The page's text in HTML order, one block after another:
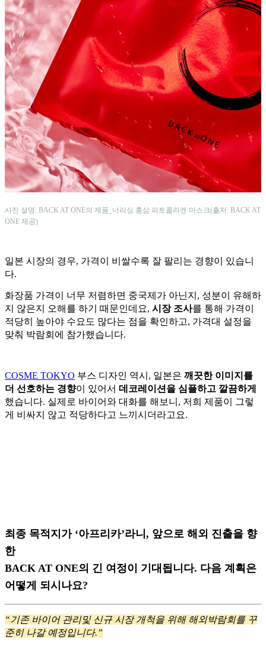
사진 설명: BACK AT ONE의 제품_너리싱 홍삼 피토콜라겐 마스크(출처: BACK AT
ONE 제공)
일본 시장의 경우, 가격이 비쌀수록 잘 팔리는 경향이 있습니
다.
화장품 가격이 너무 저렴하면 중국제가 아닌지, 성분이 유해하
지 않은지 오해를 하기 때문인데요, 시장 조사를 통해 가격이
적당히 높아야 수요도 많다는 점을 확인하고, 가격대 설정을
맞춰 박람회에 참가했습니다.
COSME TOKYO 부스 디자인 역시, 일본은 깨끗한 이미지를
더 선호하는 경향이 있어서 데코레이션을 심플하고 깔끔하게
했습니다. 실제로 바이어와 대화를 해보니, 저희 제품이 그렇
게 비싸지 않고 적당하다고 느끼시더라고요.
최종 목적지가 ‘아프리카’라니, 앞으로 해외 진출을 향
한
BACK AT ONE의 긴 여정이 기대됩니다. 다음 계획은
어떻게 되시나요?
“기존 바이어 관리및 신규 시장 개척을 위해 해외박람회를 꾸
준히 나갈 예정입니다.”